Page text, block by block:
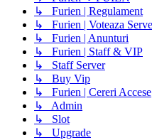
↳ Furien | Regulament
↳ Furien | Voteaza
↳ Furien | Anunturi
↳ Furien | Staff & VIP
↳ Staff Server
↳ Buy Vip
↳ Furien | Cereri Accese
↳ Admin
↳ Slot
↳ Upgrade